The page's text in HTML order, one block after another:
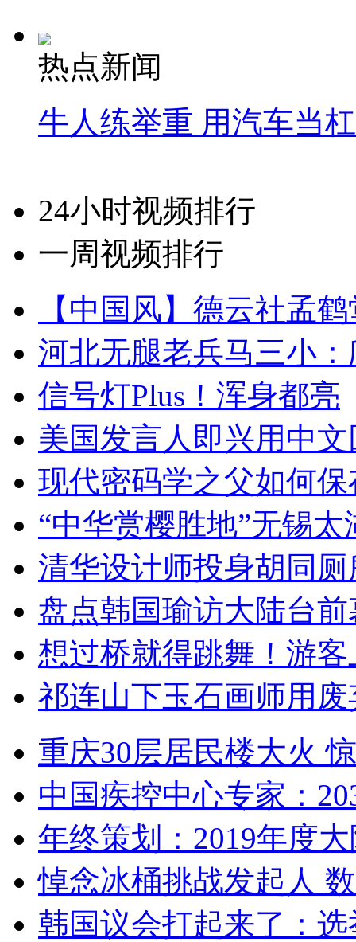
热点新闻
牛人练举重 用汽车当
24小时视频排行
一周视频排行
【中国风】德云社孟
河北无腿老兵马三小
信号灯Plus！浑身都亮
美国发言人即兴用中
现代密码学之父如何
“中华赏樱胜地”无锡
清华设计师投身胡同
盘点韩国瑜访大陆台
想过桥就得跳舞！游客
祁连山下玉石画师用
重庆30层居民楼大火
中国疾控中心专家：
年终策划：2019年度
悼念冰桶挑战发起人
韩国议会打起来了：